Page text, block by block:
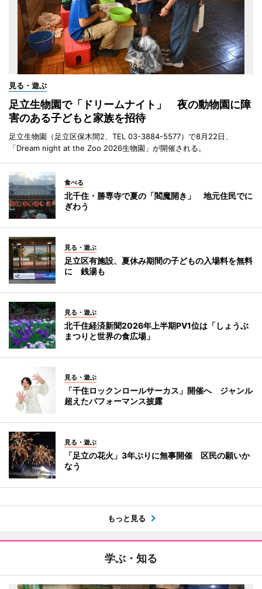
見る・遊ぶ
足立生物園で「ドリームナイト」 夜の動物園に障
害のある子どもと家族を招待
足立生物園（足立区保木間2、TEL 03-3884-5577）で8月22日、
「Dream night at the Zoo 2026生物園」が開催される。
食べる
北千住・勝専寺で夏の「閻魔開き」 地元住民でに
ぎわう
見る・遊ぶ
足立区有施設、夏休み期間の子どもの入場料を無料
に 銭湯も
見る・遊ぶ
北千住経済新聞2026年上半期PV1位は「しょうぶ
まつりと世界の食広場」
見る・遊ぶ
「千住ロックンロールサーカス」開催へ ジャンル
超えたパフォーマンス披露
見る・遊ぶ
「足立の花火」3年ぶりに無事開催 区民の願いか
なう
もっと見る
学ぶ・知る